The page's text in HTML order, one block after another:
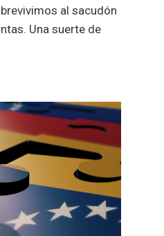
al sacudón
Una suerte de